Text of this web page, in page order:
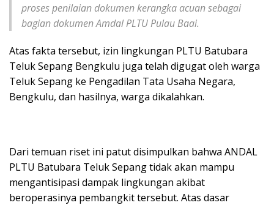
proses penilaian dokumen kerangka acuan sebagai
bagian dokumen Amdal PLTU Pulau Baai.
Atas fakta tersebut, izin lingkungan PLTU Batubara
Teluk Sepang Bengkulu juga telah digugat oleh warga
Teluk Sepang ke Pengadilan Tata Usaha Negara,
Bengkulu, dan hasilnya, warga dikalahkan.
Dari temuan riset ini patut disimpulkan bahwa ANDAL
PLTU Batubara Teluk Sepang tidak akan mampu
mengantisipasi dampak lingkungan akibat
beroperasinya pembangkit tersebut. Atas dasar